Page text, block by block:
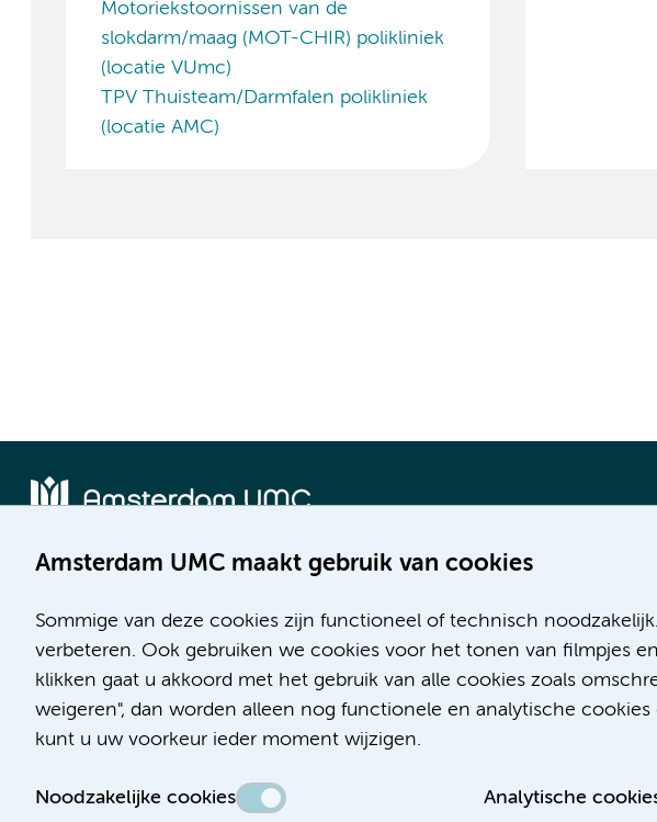
Motoriekstoornissen van de
slokdarm/maag (MOT-CHIR) polikliniek
(locatie VUmc)
TPV Thuisteam/Darmfalen polikliniek
(locatie AMC)
Amsterdam UMC maakt gebruik van cookies
Sommige van deze cookies zijn functioneel of technisch
verbeteren. Ook gebruiken we cookies voor het tonen van filmpjes
klikken gaat u akkoord met het gebruik van alle cookies zoals
weigeren", dan worden alleen nog functionele en analytische
kunt u uw voorkeur ieder moment wijzigen.
Noodzakelijke cookies Analytische
Meibergdreef 9
1105 AZ Amsterdam
Telefoon:
(020) 566 9111
Route en parkeren
De Boelelaan 1117
1081 HV Amsterdam
(020) 444 4444
Route en parkeren
Werken bij
Over Amsterdam
Nieuws
Research